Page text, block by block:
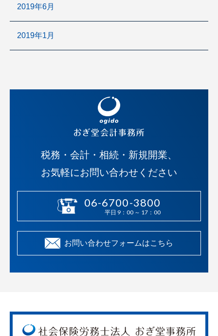
2019年6月
2019年1月
税務・会計・相続・新規開業、
お気軽にお問い合わせください
06-6700-3800
平日 9：00 ～ 17：00
お問い合わせフォームはこちら